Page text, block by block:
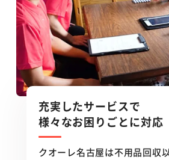
充実したサービスで
様々なお困りごとに対応
クオーレ名古屋は不用品回収